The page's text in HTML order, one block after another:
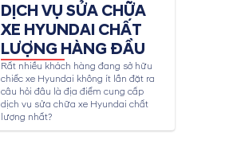
DỊCH VỤ SỬA CHỮA
XE HYUNDAI CHẤT
LƯỢNG HÀNG ĐẦU
Rất nhiều khách hàng đang sở hữu
chiếc xe Hyundai không ít lần đặt ra
câu hỏi đâu là địa điểm cung cấp
dịch vụ sửa chữa xe Hyundai chất
lượng nhất?